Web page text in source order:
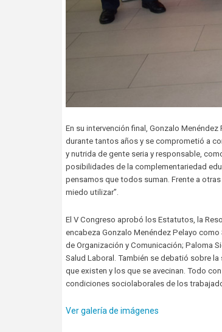
En su intervención final, Gonzalo
durante tantos años y se comprometió a
y nutrida de gente seria y responsable,
posibilidades de la complementariedad
pensamos que todos suman. Frente a
miedo utilizar”.
El V Congreso aprobó los Estatutos, la
encabeza Gonzalo Menéndez Pelayo
de Organización y Comunicación; Paloma
Salud Laboral. También se debatió sobre
que existen y los que se avecinan. Todo
condiciones sociolaborales de los
Ver galería de imágenes